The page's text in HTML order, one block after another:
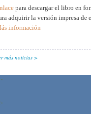
para descargar el libro en
adquirir la versión impresa de
información
más noticias